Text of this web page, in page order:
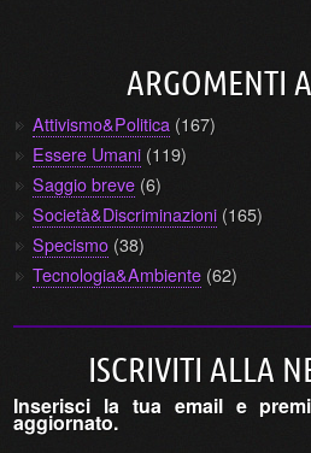
ARGOMENTI
Attivismo&Politica (167)
Essere Umani (119)
Saggio breve (6)
Società&Discriminazioni (165)
Specismo (38)
Tecnologia&Ambiente (62)
ISCRIVITI ALLA
Inserisci la tua email e
aggiornato.